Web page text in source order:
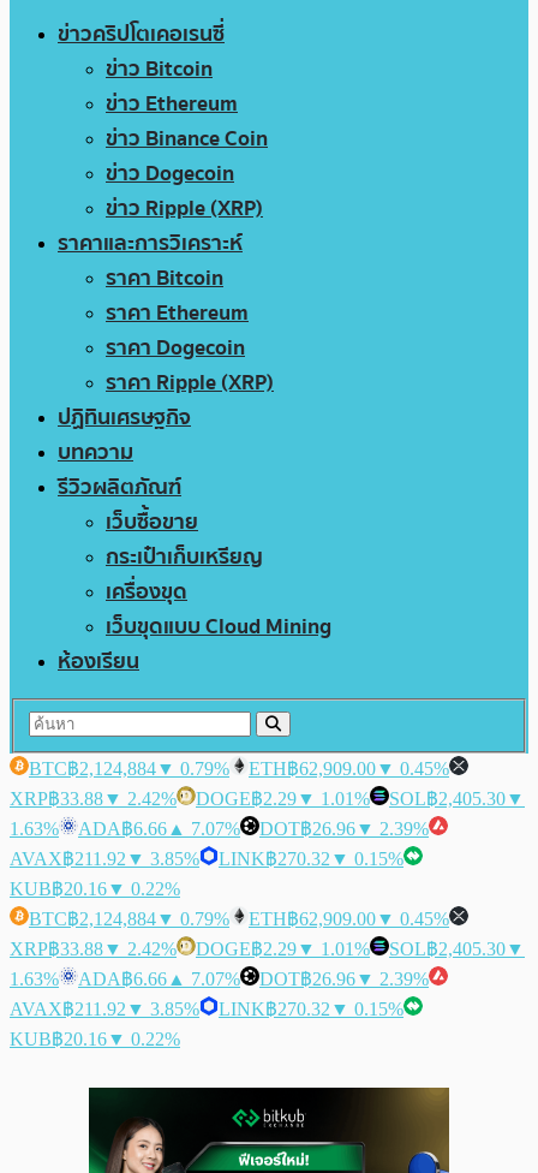
ข่าวคริปโตเคอเรนซี่
ข่าว Bitcoin
ข่าว Ethereum
ข่าว Binance Coin
ข่าว Dogecoin
ข่าว Ripple (XRP)
ราคาและการวิเคราะห์
ราคา Bitcoin
ราคา Ethereum
ราคา Dogecoin
ราคา Ripple (XRP)
ปฏิทินเศรษฐกิจ
บทความ
รีวิวผลิตภัณฑ์
เว็บซื้อขาย
กระเป๋าเก็บเหรียญ
เครื่องขุด
เว็บขุดแบบ Cloud Mining
ห้องเรียน
BTC฿2,124,884▼ 0.79% ETH฿62,909.00▼ 0.45%
XRP฿33.88▼ 2.42% DOGE฿2.29▼ 1.01% SOL฿2,405.30▼
1.63%
ADA฿6.66 ▲ 7.07% DOT฿26.96▼ 2.39%
AVAX฿211.92 ▼ 3.85% LINK฿270.32 ▼ 0.15%
KUB฿20.16▼ 0.22%
BTC฿2,124,884▼ 0.79% ETH฿62,909.00▼ 0.45%
XRP฿33.88▼ 2.42% DOGE฿2.29▼ 1.01% SOL฿2,405.30▼
1.63%
ADA฿6.66 ▲ 7.07% DOT฿26.96▼ 2.39%
AVAX฿211.92 ▼ 3.85% LINK฿270.32 ▼ 0.15%
KUB฿20.16▼ 0.22%